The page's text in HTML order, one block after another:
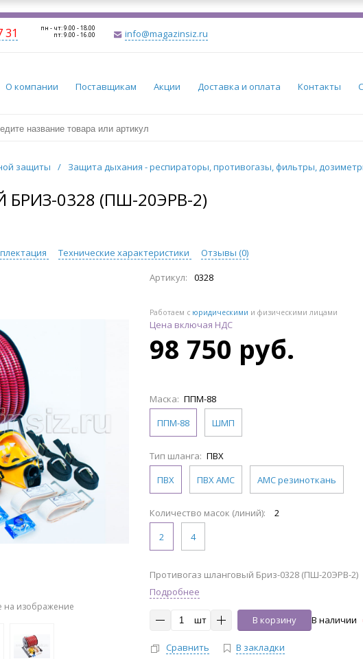
31 пн - чт: 9.00 - 18.00
пт: 9.00 - 16.00 info@magazinsiz.ru
О компании Поставщикам Акции Доставка и оплата Контакты
защиты / Защита дыхания - респираторы, противогазы, фильтры,
0328 (ПШ-20ЭРВ-2)
Технические характеристики Отзывы (0)
на изображение
Артикул: 0328
Работаем с юридическими и физическими лицами
Цена включая НДС
98 750 руб.
Маска: ППМ-88
ППМ-88
ШМП
Тип шланга: ПВХ
ПВХ
ПВХ АМС АМС резиноткань
Количество масок (линий):
2
2
4
Противогаз шланговый Бриз-0328 (ПШ-20ЭРВ-2)
Подробнее
шт В корзину В наличии
Сравнить В закладки